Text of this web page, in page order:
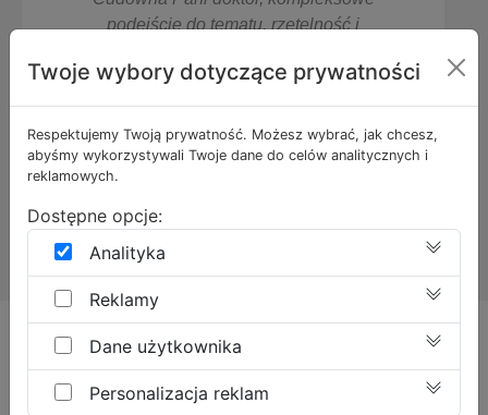
Pani Doktor. Ogrom wiedzy, zabiegi
przemyślane, bez naciągania
dopasowane idealnie do potrzeb,
z całego serca!
DOWIEDŹ SIĘ WIĘCEJ
Wiedza dla Ciebie
Twoje wybory dotyczące prywatności
Respektujemy Twoją prywatność. Możesz wybrać, jak chcesz,
abyśmy wykorzystywali Twoje dane do celów analitycznych i
reklamowych.
Dostępne opcje:
Analityka
Reklamy
Dane użytkownika
Personalizacja reklam